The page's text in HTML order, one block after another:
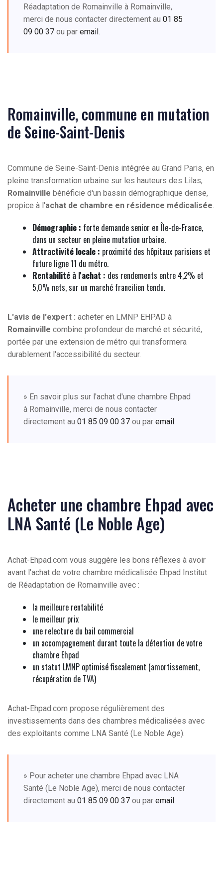
Réadaptation de Romainville à Romainville,
merci de nous contacter directement au 01 85
09 00 37 ou par email
Romainville, commune en mutation
de Seine-Saint-Denis
Commune de Seine-Saint-Denis intégrée au Grand Paris, en
pleine transformation urbaine sur les hauteurs des Lilas,
Romainville bénéficie d'un bassin démographique dense,
propice à l'achat de chambre en résidence médicalisée
Démographie : forte demande senior en Île-de-France,
dans un secteur en pleine mutation urbaine.
Attractivité locale : proximité des hôpitaux parisiens et
future ligne 11 du métro.
Rentabilité à l'achat : des rendements entre 4,2% et
5,0% nets, sur un marché francilien tendu.
L'avis de l'expert : acheter en LMNP EHPAD à
Romainville combine profondeur de marché et sécurité,
portée par une extension de métro qui transformera
durablement l'accessibilité du secteur.
» En savoir plus sur l'achat d'une chambre Ehpad
à Romainville, merci de nous contacter
directement au 01 85 09 00 37 ou par email
Acheter une chambre Ehpad avec
LNA Santé (Le Noble Age)
Achat-Ehpad.com vous suggère les bons réflexes à avoir
avant l'achat de votre chambre médicalisée Ehpad Institut
de Réadaptation de Romainville avec :
la meilleure rentabilité
le meilleur prix
une relecture du bail commercial
un accompagnement durant toute la détention de votre
chambre Ehpad
un statut LMNP optimisé fiscalement (amortissement,
récupération de TVA)
Achat-Ehpad.com propose régulièrement des
investissements dans des chambres médicalisées avec
des exploitants comme LNA Santé (Le Noble Age).
» Pour acheter une chambre Ehpad avec LNA
Santé (Le Noble Age), merci de nous contacter
directement au 01 85 09 00 37 ou par email